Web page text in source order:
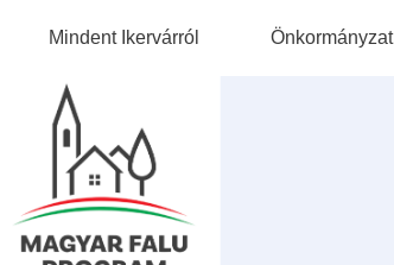
Mindent Ikervárról
Természeti És Kulturális
Értékeink
Önkormányzat